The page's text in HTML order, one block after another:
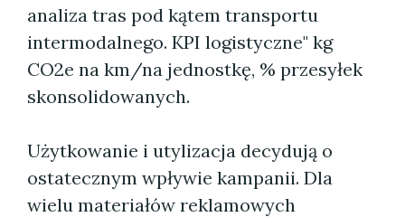
analiza tras pod kątem transportu
intermodalnego. KPI logistyczne" kg
CO2e na km/na jednostkę, % przesyłek
skonsolidowanych.
Użytkowanie i utylizacja decydują o
ostatecznym wpływie kampanii. Dla
wielu materiałów reklamowych